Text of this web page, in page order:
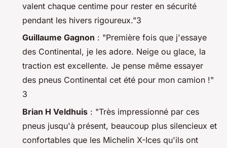
valent chaque centime pour rester en sécurité
pendant les hivers rigoureux."3
Guillaume Gagnon : "Première fois que j'essaye
des Continental, je les adore. Neige ou glace, la
traction est excellente. Je pense même essayer
des pneus Continental cet été pour mon camion !"
3
Brian H Veldhuis : "Très impressionné par ces
pneus jusqu'à présent, beaucoup plus silencieux et
confortables que les Michelin X-Ices qu'ils ont